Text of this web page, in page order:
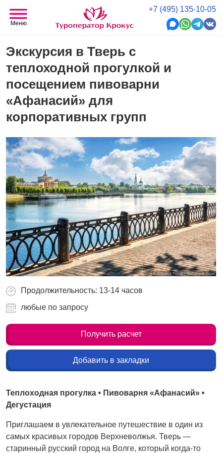
+7 (495) 135-10-05
Меню
Экскурсия в Тверь с
теплоходной прогулкой и
посещением пивоварни
«Афанасий» для
корпоративных групп
Продолжительность: 13-14 часов
любые по запросу
Получить расчет
Добавить в закладки
Теплоходная прогулка • Пивоварня «Афанасий» •
Дегустация
Приглашаем в увлекательное путешествие в один из
самых красивых городов Верхневолжья. Тверь —
старинный русский город на Волге, который когда-то